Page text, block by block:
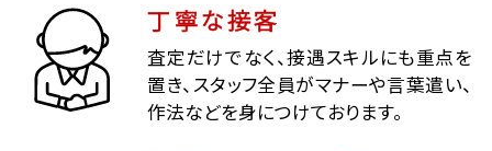
丁寧な接客
査定だけでなく、接遇スキルにも重点を
置き、スタッフ全員がマナーや言葉遣い、
作法などを身につけております。